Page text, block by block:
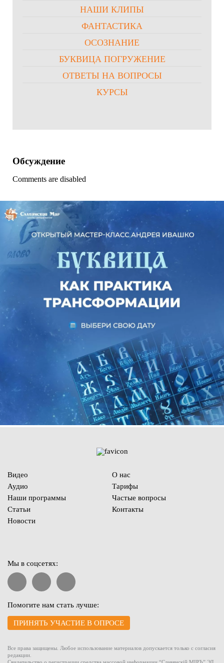
НАШИ КЛИПЫ
ФАНТАСТИКА
ОСОЗНАНИЕ
БУКВИЦА ПОГРУЖЕНИЕ
ОТВЕТЫ НА ВОПРОСЫ
КУРСЫ
Обсуждение
Comments are disabled
Видео
Аудио
Наши программы
Статьи
Новости
О нас
Тарифы
Частые вопросы
Контакты
Мы в соцсетях:
Помогите нам стать лучше:
ПРИНЯТЬ УЧАСТИЕ В ОПРОСЕ
Все права защищены. Любое использование материалов допускается только с согласия
редакции.